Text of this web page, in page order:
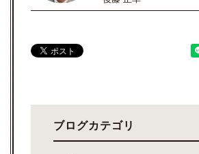
ブログカテゴリ